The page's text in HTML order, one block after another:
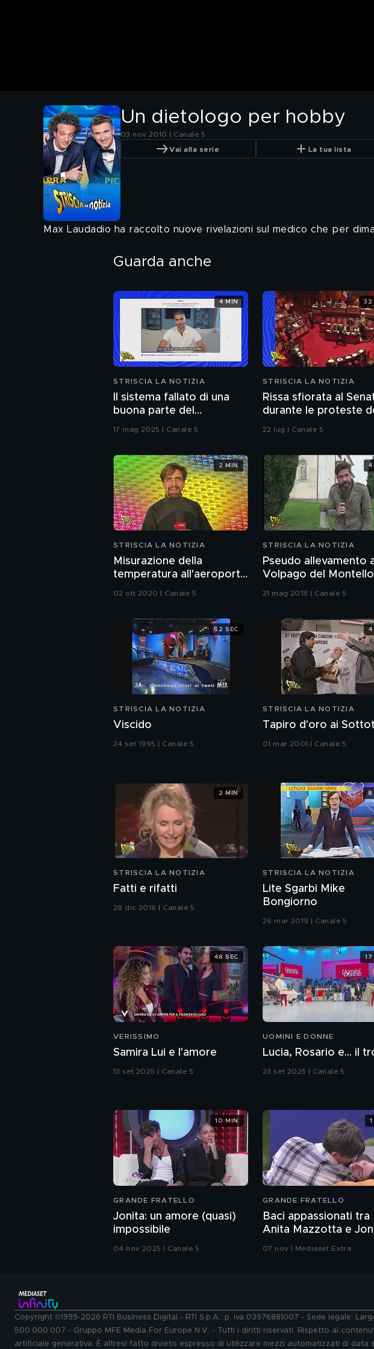
Un dietologo per hobby
03 nov 2010 | Canale 5
Vai alla serie La tua lista
Max Laudadio ha raccolto nuove rivelazioni sul medico che per
Guarda anche
STRISCIA LA NOTIZIA
Il sistema fallato di una
buona parte del
giornalismo online: articoli
17 mag 2025 | Canale 5
4 MIN
STRISCIA LA NOTIZIA
Rissa sfiorata al
durante le proteste
M5S sul caso
22 lug | Canale 5
32
STRISCIA LA NOTIZIA
Misurazione della
temperatura all'aeroporto
di Malpensa
02 ott 2020 | Canale 5
2 MIN
STRISCIA LA NOTIZIA
Pseudo allevamento
Volpago del Montello
21 mag 2018 | Canale 5
4
STRISCIA LA NOTIZIA
Viscido
24 set 1995 | Canale 5
52 SEC
STRISCIA LA NOTIZIA
Tapiro d'oro ai
01 mar 2001 | Canale 5
4
STRISCIA LA NOTIZIA
Fatti e rifatti
28 dic 2016 | Canale 5
2 MIN
STRISCIA LA NOTIZIA
Lite Sgarbi Mike
Bongiorno
26 mar 2019 | Canale 5
8
VERISSIMO
Samira Lui e l'amore
13 set 2025 | Canale 5
48 SEC
UOMINI E DONNE
Lucia, Rosario e... il
23 set 2025 | Canale 5
17
GRANDE FRATELLO
Jonita: un amore (quasi)
impossibile
04 nov 2025 | Canale 5
10 MIN
GRANDE FRATELLO
Baci appassionati tra
Anita Mazzotta e
07 nov | Mediaset Extra
1
Copyright ©1999-2026 RTI Business Digital - RTI S.p.A.: p. iva 03976881007 - Sede legale:
500.000.007 - Gruppo MFE Media For Europe N.V. - Tutti i diritti riservati. Rispetto ai
artificiale generativa. È altresì fatto divieto espresso di utilizzare mezzi automatizzati di data